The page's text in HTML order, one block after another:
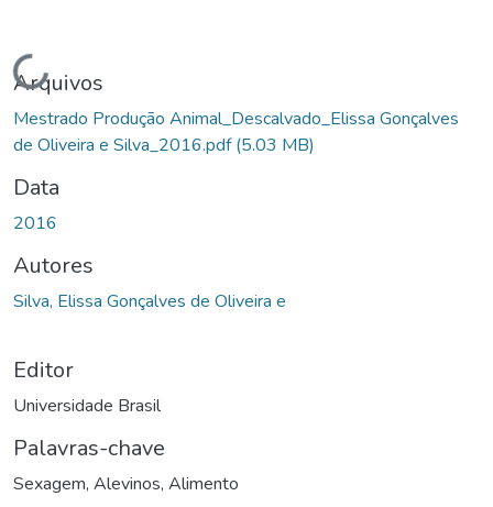
Carregando...
Arquivos
Mestrado Produção Animal_Descalvado_Elissa Gonçalves
de Oliveira e Silva_2016.pdf(5.03 MB)
Data
2016
Autores
Silva, Elissa Gonçalves de Oliveira e
Editor
Universidade Brasil
Palavras-chave
Sexagem, Alevinos, Alimento